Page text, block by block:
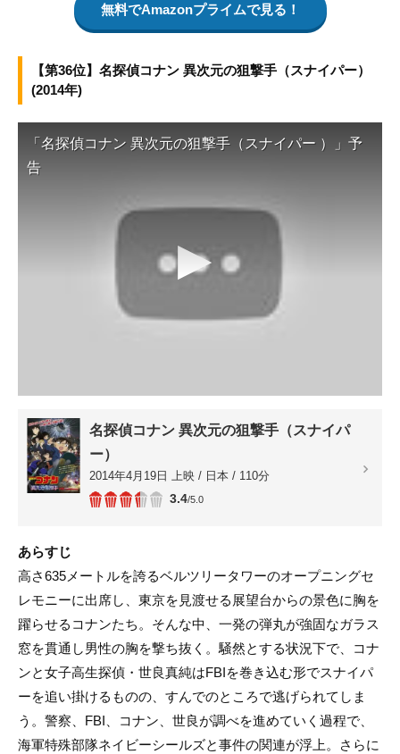
無料でAmazonプライムで見る！
【第36位】名探偵コナン 異次元の狙撃手（スナイパー）
(2014年)
「名探偵コナン 異次元の狙撃手（スナイパー ）」予
告
▶
名探偵コナン 異次元の狙撃手（スナイパ
ー）
2014年4月19日 上映 / 日本 / 110分
3.4/5.0
あらすじ
高さ635メートルを誇るベルツリータワーのオープニングセ
レモニーに出席し、東京を見渡せる展望台からの景色に胸を
躍らせるコナンたち。そんな中、一発の弾丸が強固なガラス
窓を貫通し男性の胸を撃ち抜く。騒然とする状況下で、コナ
ンと女子高生探偵・世良真純はFBIを巻き込む形でスナイパ
ーを追い掛けるものの、すんでのところで逃げられてしま
う。警察、FBI、コナン、世良が調べを進めていく過程で、
海軍特殊部隊ネイビーシールズと事件の関連が浮上。さらに